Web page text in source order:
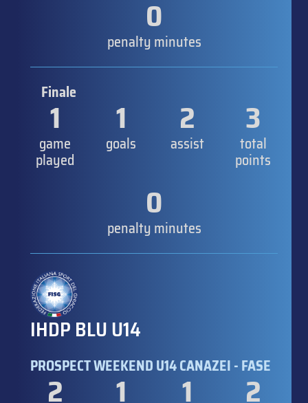
0
penalty minutes
Finale
1
game
played
1
goals
2
assist
3
total
points
0
penalty minutes
IHDP BLU U14
PROSPECT WEEKEND U14 CANAZEI - FASE
2 1 1 2